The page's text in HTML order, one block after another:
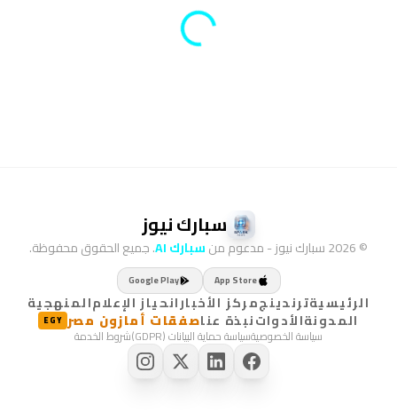
سبارك نيوز
© 2026 سبارك نيوز - مدعوم من سبارك AI . جميع الحقوق محفوظة.
App Store
Google Play
الرئيسيةترندينجمركز الأخبارانحياز الإعلامالمنهجية
المدونةالأدواتنبذة عناصفقات أمازون مصر EGY
سياسة الخصوصيةسياسة حماية البيانات (GDPR) شروط الخدمة